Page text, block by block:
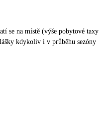
se na místě (výše pobytové taxy
kdykoliv i v průběhu sezóny